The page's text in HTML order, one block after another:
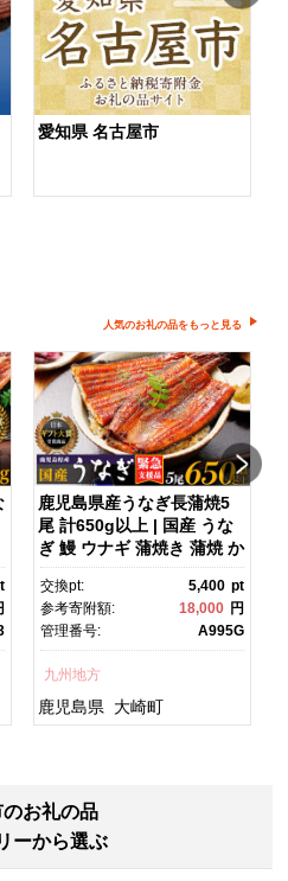
愛知県 名古屋市
人気のお礼の品をもっと見る
鹿児島県産うなぎ長蒲焼5
尾 計650g以上 | 国産 うな
ぎ 鰻 ウナギ 蒲焼き 蒲焼 か
ばやき unagi うなぎ蒲
焼 土用丑の日 土用の丑の
日 丑の日 魚 魚介 魚貝 海
鮮 うな重 蒲焼 訳あり ギフ
県 大崎町 大隅半
島 A995G 【会員限定のお
礼の品】【うなぎ蒲焼 国
交換pt: 5,400 pt
参考寄附額:
18,000 円
管理番号:
A995G
九州地方
鹿児島県 大崎町
お礼の品
ーから選ぶ